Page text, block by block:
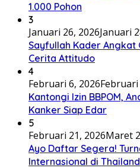
1.000 Pohon
3
Januari 26, 2026Januari
Sayfullah Kader Angkat
Cerita Attitudo
4
Februari 6, 2026Februari
Kantongi Izin BBPOM,
Kanker Siap Edar
5
Februari 21, 2026Maret
Ayo Daftar Segera!
Internasional di Thailand